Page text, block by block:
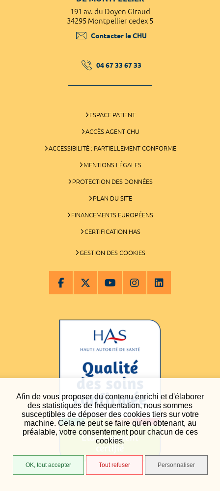
Afin de vous proposer du contenu enrichi et d'élaborer
des statistiques de fréquentation, nous sommes
susceptibles de déposer des cookies tiers sur votre
machine. Cela ne peut se faire qu'en obtenant, au
préalable, votre consentement pour chacun de ces
cookies.
OK, tout accepter Tout refuser Personnaliser
191 av. du Doyen Giraud
34295 Montpellier cedex 5
Contacter le CHU
04 67 33 67 33
ESPACE PATIENT
ACCÈS AGENT CHU
ACCESSIBILITÉ : PARTIELLEMENT CONFORME
MENTIONS LÉGALES
PROTECTION DES DONNÉES
PLAN DU SITE
FINANCEMENTS EUROPÉENS
CERTIFICATION HAS
GESTION DES COOKIES